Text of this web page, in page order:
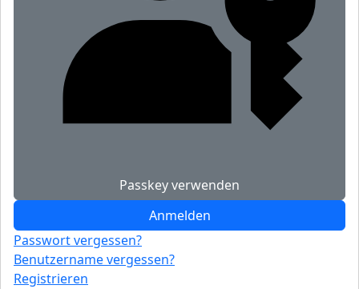
Passkey verwenden
Anmelden
Passwort vergessen?
Benutzername vergessen?
Registrieren